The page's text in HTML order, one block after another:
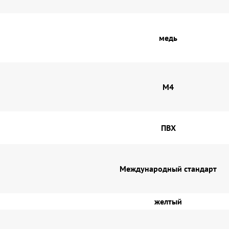
медь
М4
ПВХ
Международный стандарт
желтый